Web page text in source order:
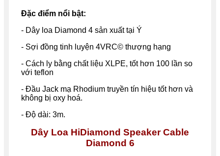
Đặc điểm nổi bật:
- Dây loa Diamond 4 sản xuất tại Ý
- Sợi đồng tinh luyện 4VRC© thượng hạng
- Cách ly bằng chất liệu XLPE, tốt hơn 100 lần so
với teflon
- Đầu Jack mạ Rhodium truyền tín hiệu tốt hơn và
không bị oxy hoá.
- Độ dài: 3m.
Dây Loa HiDiamond Speaker Cable
Diamond 6